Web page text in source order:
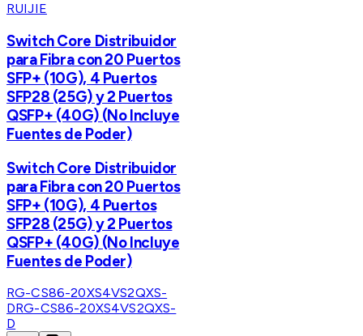
RUIJIE
Switch Core Distribuidor
para Fibra con 20 Puertos
SFP+ (10G), 4 Puertos
SFP28 (25G) y 2 Puertos
QSFP+ (40G) (No Incluye
Fuentes de Poder)
Switch Core Distribuidor
para Fibra con 20 Puertos
SFP+ (10G), 4 Puertos
SFP28 (25G) y 2 Puertos
QSFP+ (40G) (No Incluye
Fuentes de Poder)
RG-CS86-20XS4VS2QXS-
DRG-CS86-20XS4VS2QXS-
D